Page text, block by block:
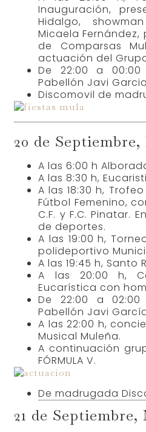
Inauguración,
Hidalgo,
Micaela
de Comparsas
actuación del
De 22:00 a
Pabellón Javi
Discomovil de
20 de
A las 6:00 h
A las 8:30 h,
A las 18:30 h,
Fútbol Femenino,
C.F. y F.C. Pinatar.
de deportes.
A las 19:00 h,
polideportivo
A las 19:45 h, Santo
A las 20:00 h,
Eucarística con
De 22:00 a
Pabellón Javi
A las 22:00 h,
Musical Muleña.
A continuación
FÓRMULA V.
De madrugada
21 de